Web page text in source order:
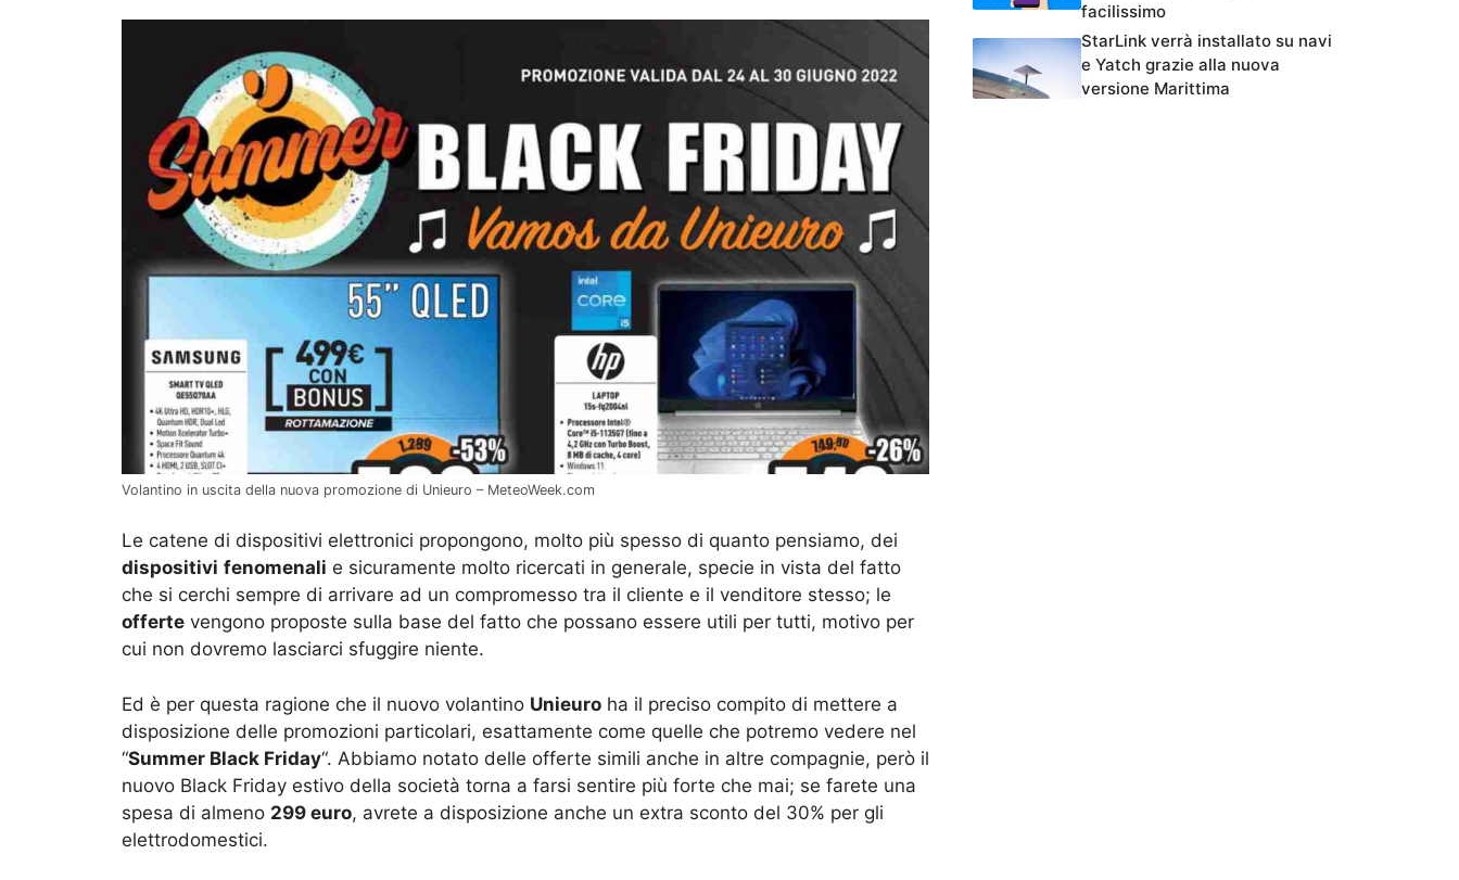
Volantino in uscita della nuova promozione di Unieuro – MeteoWeek.com
Le catene di dispositivi elettronici propongono, molto più spesso di quanto pensiamo, dei
dispositivi fenomenali e sicuramente molto ricercati in generale, specie in vista del fatto
che si cerchi sempre di arrivare ad un compromesso tra il cliente e il venditore stesso; le
offerte vengono proposte sulla base del fatto che possano essere utili per tutti, motivo per
cui non dovremo lasciarci sfuggire niente.
Ed è per questa ragione che il nuovo volantino Unieuro ha il preciso compito di mettere a
disposizione delle promozioni particolari, esattamente come quelle che potremo vedere nel
“Summer Black Friday“. Abbiamo notato delle offerte simili anche in altre compagnie, però il
nuovo Black Friday estivo della società torna a farsi sentire più forte che mai; se farete una
spesa di almeno 299 euro, avrete a disposizione anche un extra sconto del 30% per gli
elettrodomestici.
facilissimo
StarLink verrà installato su navi
e Yatch grazie alla nuova
versione Marittima